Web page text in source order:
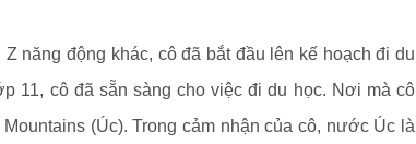
năng động khác, cô đã bắt đầu lên kế hoạch đi du
11, cô đã sẵn sàng cho việc đi du học. Nơi mà cô
(Úc). Trong cảm nhận của cô, nước Úc là